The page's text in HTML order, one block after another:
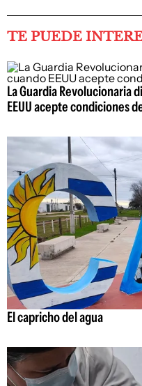
TE PUEDE
La Guardia Revolucionaria
EEUU acepte condiciones
El capricho del agua